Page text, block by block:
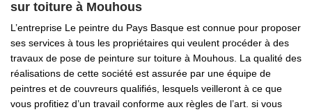
sur toiture à Mouhous
L’entreprise Le peintre du Pays Basque est connue pour proposer
ses services à tous les propriétaires qui veulent procéder à des
travaux de pose de peinture sur toiture à Mouhous. La qualité des
réalisations de cette société est assurée par une équipe de
peintres et de couvreurs qualifiés, lesquels veilleront à ce que
vous profitiez d’un travail conforme aux règles de l’art. si vous